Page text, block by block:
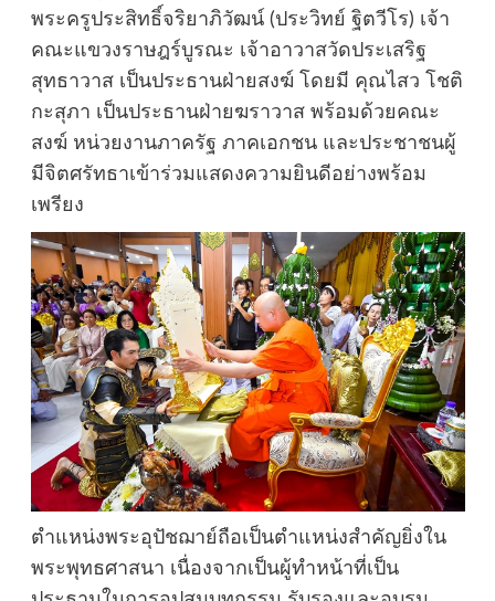
พระครูประสิทธิ์จริยาภิวัฒน์ (ประวิทย์ ฐิตวีโร) เจ้า
คณะแขวงราษฎร์บูรณะ เจ้าอาวาสวัดประเสริฐ
สุทธาวาส เป็นประธานฝ่ายสงฆ์ โดยมี คุณไสว โชติ
กะสุภา เป็นประธานฝ่ายฆราวาส พร้อมด้วยคณะ
สงฆ์ หน่วยงานภาครัฐ ภาคเอกชน และประชาชนผู้
มีจิตศรัทธาเข้าร่วมแสดงความยินดีอย่างพร้อม
เพรียง
ตำแหน่งพระอุปัชฌาย์ถือเป็นตำแหน่งสำคัญยิ่งใน
พระพุทธศาสนา เนื่องจากเป็นผู้ทำหน้าที่เป็น